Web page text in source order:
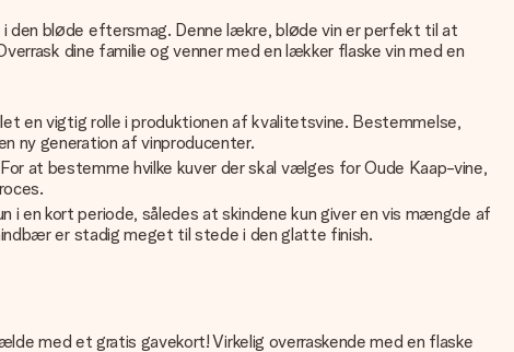
bløde eftersmag. Denne lækre, bløde vin er perfekt til at
dine familie og venner med en lækker flaske vin med en
en vigtig rolle i produktionen af ​​kvalitetsvine. Bestemmelse,
ny generation af vinproducenter.
at bestemme hvilke kuver der skal vælges for Oude Kaap-vine,
i en kort periode, således at skindene kun giver en vis mængde af
er stadig meget til stede i den glatte finish.
med et gratis gavekort! Virkelig overraskende med en flaske